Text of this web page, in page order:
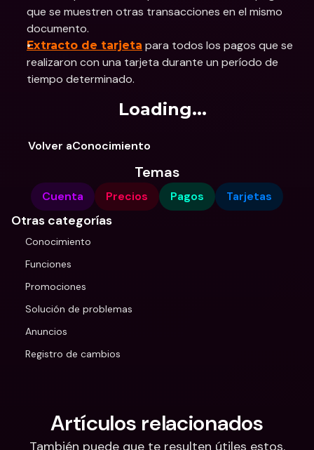
que se muestren otras transacciones en el mismo
documento.
Extracto de tarjeta para todos los pagos que se
realizaron con una tarjeta durante un período de
tiempo determinado.
Loading...
Volver aConocimiento
Temas
Cuenta Precios Pagos Tarjetas
Otras categorías
Conocimiento
Funciones
Promociones
Solución de problemas
Anuncios
Registro de cambios
Artículos relacionados
También puede que te resulten útiles estos.